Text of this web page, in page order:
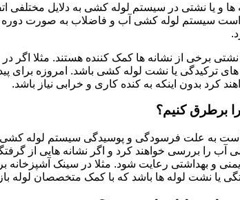
و یا نشتی در سیستم لوله کشی به دلایل مختلفی
سیستم لوله کشی آب و فاضلاب به صورت
برخی از نشانه ها کمک کننده هستند. مثلا
های ترکیدگی یا نشت لوله کشی باشد. امروزه
کرد بدون اینکه به کنده کاری و خرابی نیاز باشد.
برطرق کنیم؟
به علت فرسودگی و پوسیدگی سیستم لوله
را بررسی خواهند کرد و اگر نشانه هایی از
و بهداشتی رعایت شود. مثلا در سینک آشپزخانه
یا نشت لوله ها باشد که با کمک متخصصان لوله